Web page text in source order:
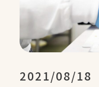
2021/08/18